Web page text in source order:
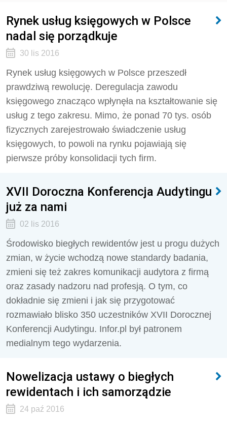
Rynek usług księgowych w Polsce
nadal się porządkuje
30 lis 2016
Rynek usług księgowych w Polsce przeszedł
prawdziwą rewolucję. Deregulacja zawodu
księgowego znacząco wpłynęła na kształtowanie się
usług z tego zakresu. Mimo, że ponad 70 tys. osób
fizycznych zarejestrowało świadczenie usług
księgowych, to powoli na rynku pojawiają się
pierwsze próby konsolidacji tych firm.
XVII Doroczna Konferencja Audytingu
już za nami
02 lis 2016
Środowisko biegłych rewidentów jest u progu dużych
zmian, w życie wchodzą nowe standardy badania,
zmieni się też zakres komunikacji audytora z firmą
oraz zasady nadzoru nad profesją. O tym, co
dokładnie się zmieni i jak się przygotować
rozmawiało blisko 350 uczestników XVII Dorocznej
Konferencji Audytingu. Infor.pl był patronem
medialnym tego wydarzenia.
Nowelizacja ustawy o biegłych
rewidentach i ich samorządzie
24 paź 2016